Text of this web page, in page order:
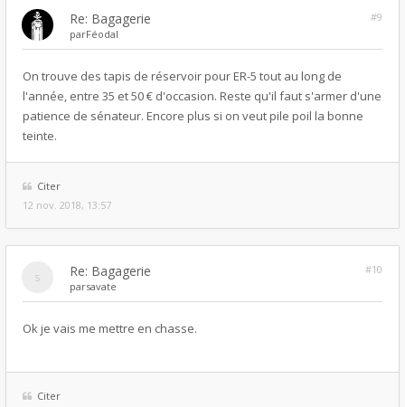
Re: Bagagerie
#9
parFéodal
On trouve des tapis de réservoir pour ER-5 tout au long de
l'année, entre 35 et 50 € d'occasion. Reste qu'il faut s'armer d'une
patience de sénateur. Encore plus si on veut pile poil la bonne
teinte.
Citer
12 nov. 2018, 13:57
Re: Bagagerie
#10
parsavate
Ok je vais me mettre en chasse.
Citer